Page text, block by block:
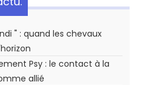
" : quand les chevaux
Psy : le contact à la
allié